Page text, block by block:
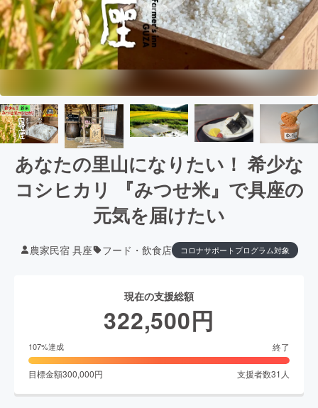
あなたの里山になりたい！ 希少な
コシヒカリ 『みつせ米』で具座の
元気を届けたい
農家民宿 具座 フード・飲食店 コロナサポートプログラム対象
現在の支援総額
322,500円
107%達成 終了
目標金額300,000円 支援者数31 人